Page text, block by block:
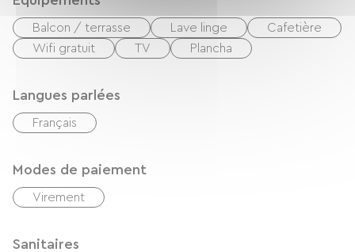
Balcon / terrasse Lave linge
Cafetière
Wifi gratuit
TV Plancha
Langues parlées
Français
Modes de paiement
Virement
Sanitaires